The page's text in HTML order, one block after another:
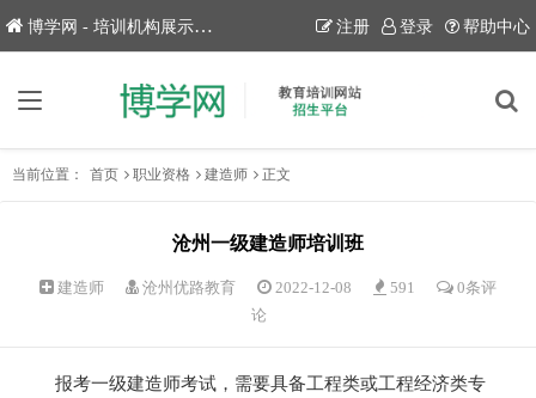
博学网 - 培训机构展示平台！ 注册 登录 帮助中心
当前位置： 首页 职业资格 建造师 正文
沧州一级建造师培训班
建造师 沧州优路教育 2022-12-08 591
0条评
论
报考一级建造师考试，需要具备工程类或工程经济类专